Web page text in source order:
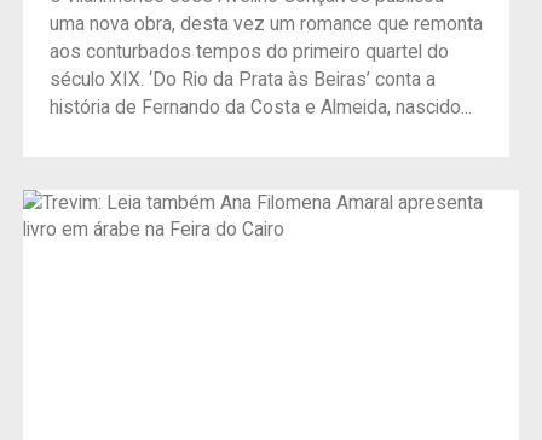
uma nova obra, desta vez um romance que remonta
aos conturbados tempos do primeiro quartel do
século XIX. ‘Do Rio da Prata às Beiras’ conta a
história de Fernando da Costa e Almeida, nascido...